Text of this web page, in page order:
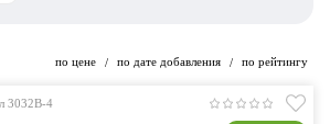
по цене / по дате добавления / по рейтингу
3032B-4